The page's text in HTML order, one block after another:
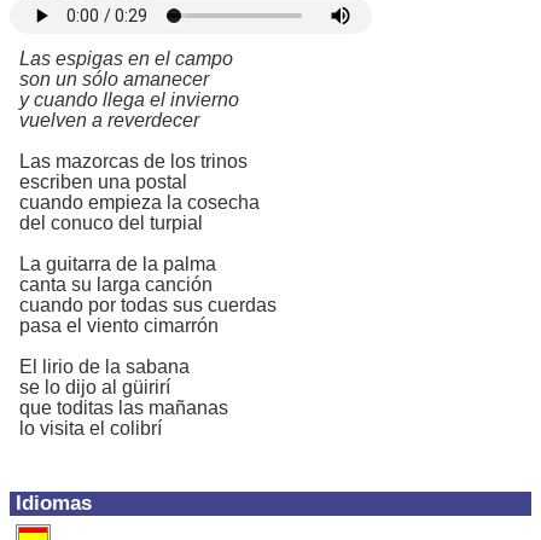
Idiomas
Las espigas en el campo
son un sólo amanecer
y cuando llega el invierno
vuelven a reverdecer
Las mazorcas de los trinos
escriben una postal
cuando empieza la cosecha
del conuco del turpial
La guitarra de la palma
canta su larga canción
cuando por todas sus cuerdas
pasa el viento cimarrón
El lirio de la sabana
se lo dijo al güirirí
que toditas las mañanas
lo visita el colibrí